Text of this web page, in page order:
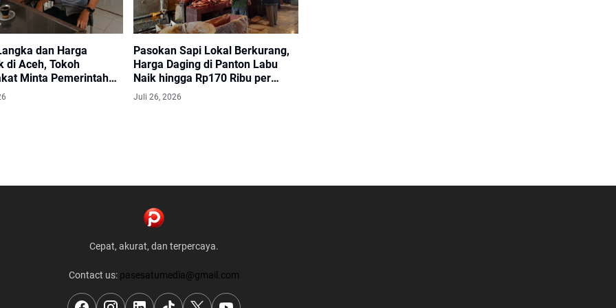
dan Harga
di Aceh, Tokoh
Minta Pemerintah
Pasokan Sapi Lokal Berkurang,
Harga Daging di Panton Labu
Naik hingga Rp170 Ribu per
Kilogram
Juli 26, 2026
Cepat, akurat, dan terpercaya.
Contact us: pasesatumedia@gmail.com